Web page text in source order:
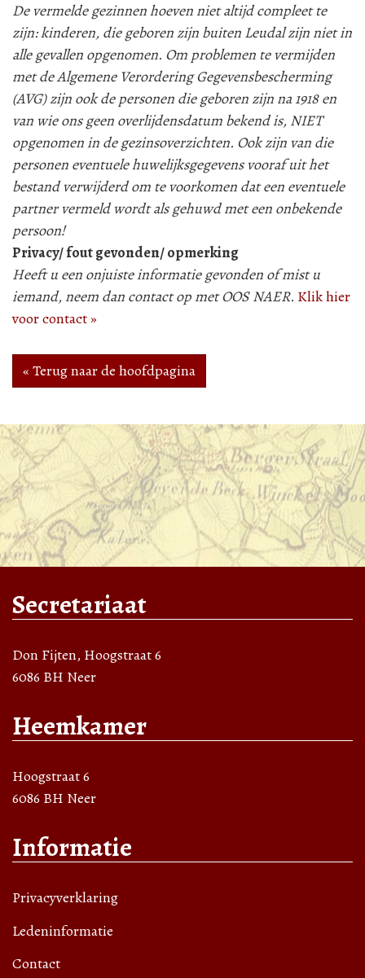
De vermelde gezinnen hoeven niet altijd compleet te
zijn: kinderen, die geboren zijn buiten Leudal zijn niet in
alle gevallen opgenomen. Om problemen te vermijden
met de Algemene Verordering Gegevensbescherming
(AVG) zijn ook de personen die geboren zijn na 1918 en
van wie ons geen overlijdensdatum bekend is, NIET
opgenomen in de gezinsoverzichten. Ook zijn van die
personen eventuele huwelijksgegevens vooraf uit het
bestand verwijderd om te voorkomen dat een eventuele
partner vermeld wordt als gehuwd met een onbekende
persoon!
Privacy/ fout gevonden/ opmerking
Heeft u een onjuiste informatie gevonden of mist u
iemand, neem dan contact op met OOS NAER. Klik hier
voor contact »
« Terug naar de hoofdpagina
Secretariaat
Don Fijten, Hoogstraat 6
6086 BH Neer
Heemkamer
Hoogstraat 6
6086 BH Neer
Informatie
Privacyverklaring
Ledeninformatie
Contact